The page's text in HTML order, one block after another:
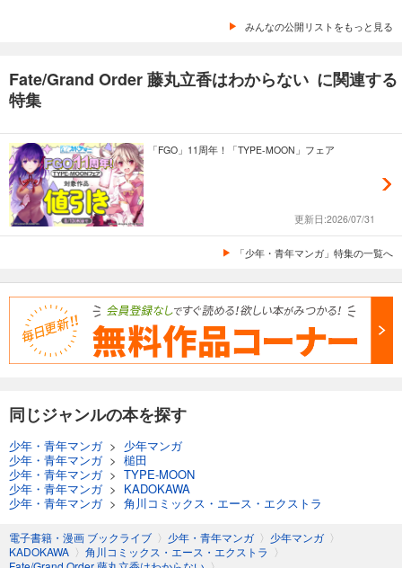
みんなの公開リストをもっと見る
Fate/Grand Order 藤丸立香はわからない に関連する
特集
「FGO」11周年！「TYPE-MOON」フェア
更新日:2026/07/31
「少年・青年マンガ」特集の一覧へ
同じジャンルの本を探す
少年・青年マンガ> 少年マンガ
少年・青年マンガ> 槌田
少年・青年マンガ> TYPE-MOON
少年・青年マンガ> KADOKAWA
少年・青年マンガ> 角川コミックス・エース・エクストラ
電子書籍・漫画 ブックライブ 〉 少年・青年マンガ 〉 少年マンガ 〉
KADOKAWA 〉 角川コミックス・エース・エクストラ 〉